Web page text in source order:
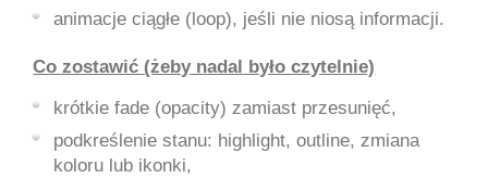
animacje ciągłe (loop), jeśli nie niosą informacji.
Co zostawić (żeby nadal było czytelnie)
krótkie fade (opacity) zamiast przesunięć,
podkreślenie stanu: highlight, outline, zmiana
koloru lub ikonki,